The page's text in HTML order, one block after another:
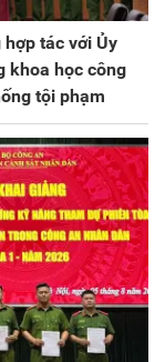
tác với Ủy
khoa học công
tội phạm